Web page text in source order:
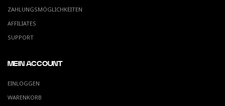
ZAHLUNGSMÖGLICHKEITEN
AFFILIATES
SUPPORT
MEIN ACCOUNT
EINLOGGEN
WARENKORB